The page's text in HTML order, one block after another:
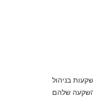
בניהול